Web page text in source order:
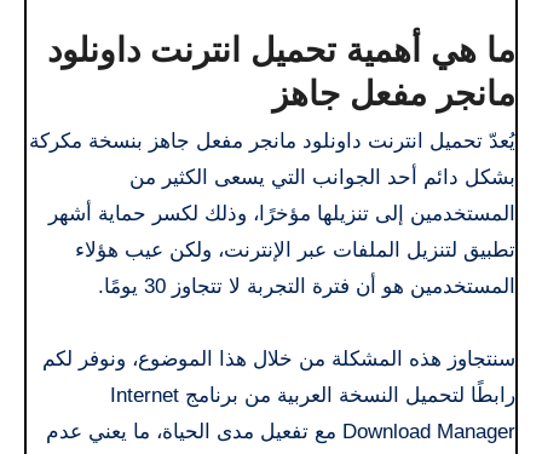
ما هي أهمية تحميل انترنت داونلود
مانجر مفعل جاهز
يُعدّ تحميل انترنت داونلود مانجر مفعل جاهز بنسخة مكركة
بشكل دائم أحد الجوانب التي يسعى الكثير من
المستخدمين إلى تنزيلها مؤخرًا، وذلك لكسر حماية أشهر
تطبيق لتنزيل الملفات عبر الإنترنت، ولكن عيب هؤلاء
المستخدمين هو أن فترة التجربة لا تتجاوز 30 يومًا.
سنتجاوز هذه المشكلة من خلال هذا الموضوع، ونوفر لكم
رابطًا لتحميل النسخة العربية من برنامج Internet
Download Manager مع تفعيل مدى الحياة، ما يعني عدم